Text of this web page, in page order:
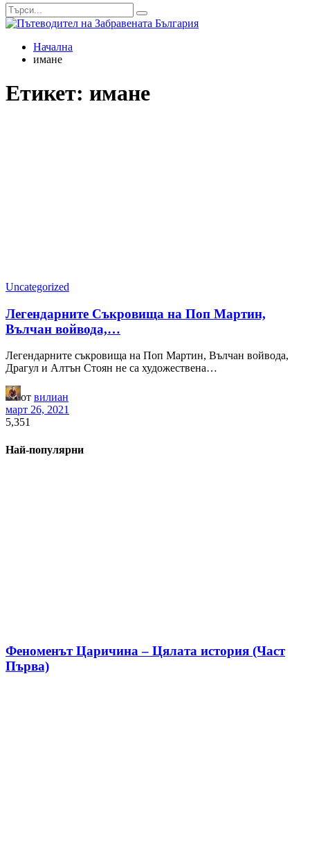
mode
Начална
имане
Етикет: имане
Uncategorized
Легендарните Съкровища на Поп Мартин,
Вълчан войвода,…
Легендарните съкровища на Поп Мартин, Вълчан войвода,
Драгул и Алтън Стоян не са художествена…
от вилиан
март 26, 2021
5,351
Най-популярни
Феноменът Царичина – Цялата история (Част
Първа)